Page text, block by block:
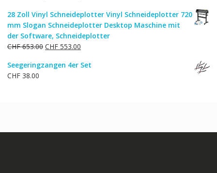
war:
CHF 620.00
ist:
CHF 525.00.
28 Zoll Vinyl Schneideplotter Vinyl Schneideplotter 720
mm Slogan Schneideplotter Desktop Maschine mit
der Software, Schneideplotter
CHF653.00 Ursprünglicher
war:
CHF 553.00
ist:
Seegeringzangen 4er Set
CHF 38.00